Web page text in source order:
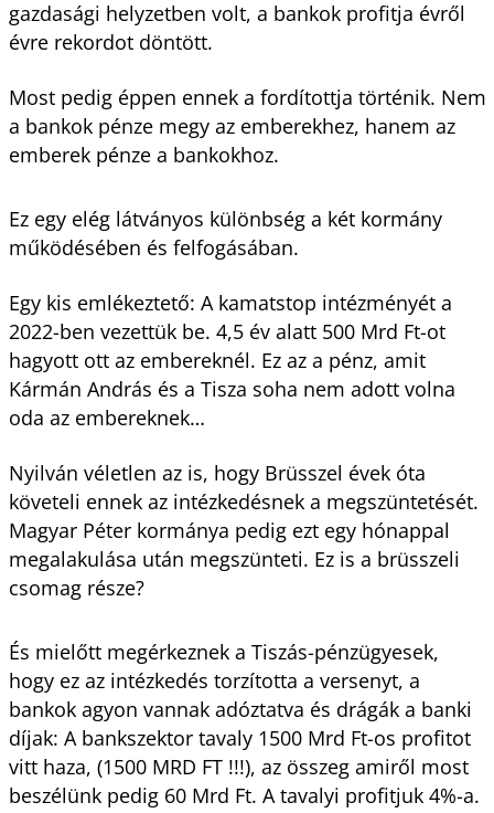
gazdasági helyzetben volt, a bankok profitja évről
évre rekordot döntött.
Most pedig éppen ennek a fordítottja történik. Nem
a bankok pénze megy az emberekhez, hanem az
emberek pénze a bankokhoz.
Ez egy elég látványos különbség a két kormány
működésében és felfogásában.
Egy kis emlékeztető: A kamatstop intézményét a
2022-ben vezettük be. 4,5 év alatt 500 Mrd Ft-ot
hagyott ott az embereknél. Ez az a pénz, amit
Kármán András és a Tisza soha nem adott volna
oda az embereknek…
Nyilván véletlen az is, hogy Brüsszel évek óta
követeli ennek az intézkedésnek a megszüntetését.
Magyar Péter kormánya pedig ezt egy hónappal
megalakulása után megszünteti. Ez is a brüsszeli
csomag része?
És mielőtt megérkeznek a Tiszás-pénzügyesek,
hogy ez az intézkedés torzította a versenyt, a
bankok agyon vannak adóztatva és drágák a banki
díjak: A bankszektor tavaly 1500 Mrd Ft-os profitot
vitt haza, (1500 MRD FT !!!), az összeg amiről most
beszélünk pedig 60 Mrd Ft. A tavalyi profitjuk 4%-a.